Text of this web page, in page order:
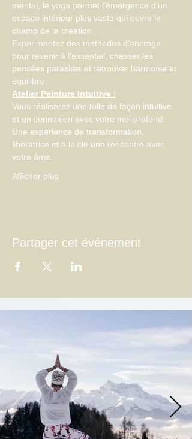
mental, le yoga permet l’émergence d’un
espace intérieur plus vaste qui ouvre le
champ de la création
Expérimentez des méthodes d’ancrage
pour revenir à l'essentiel, chasser les
pensées parasites et retrouver harmonie et
équilibre.
Atelier Peinture Intuitive :
Vous réaliserez une toile de façon intuitive
et en connexion avec votre moi profond.
Une expérience de transformation,
libératrice et à la clé une rencontre avec
votre âme.
Afficher plus
Partager cet événement